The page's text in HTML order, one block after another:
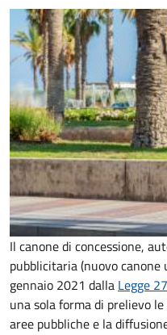
Il canone di concessione,
pubblicitaria (nuovo
gennaio 2021 dalla Legge
una sola forma di prelievo
aree pubbliche e la